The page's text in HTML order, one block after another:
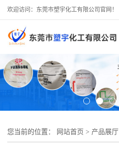
欢迎访问：东莞市塑宇化工有限公司官网！
您当前的位置： 网站首页 > 产品展厅